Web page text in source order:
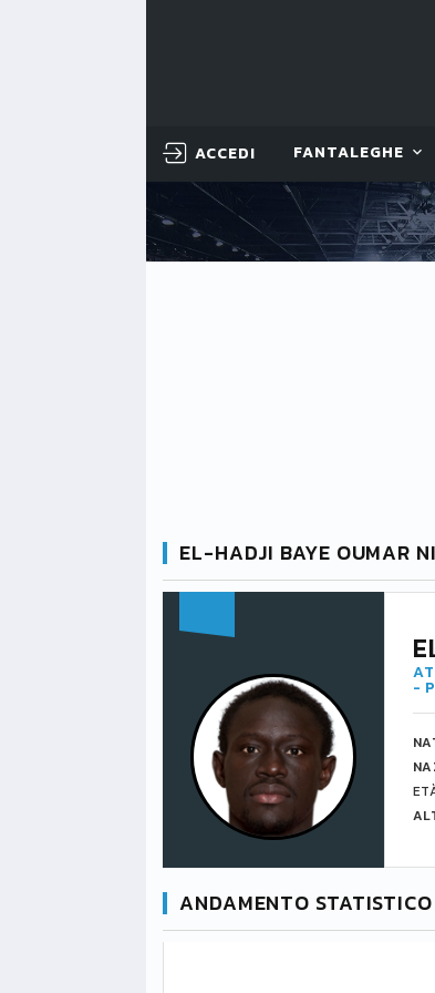
ACCEDI FANTALEGHE
EL-HADJI BAYE OUMAR
-
ANDAMENTO STATISTICO